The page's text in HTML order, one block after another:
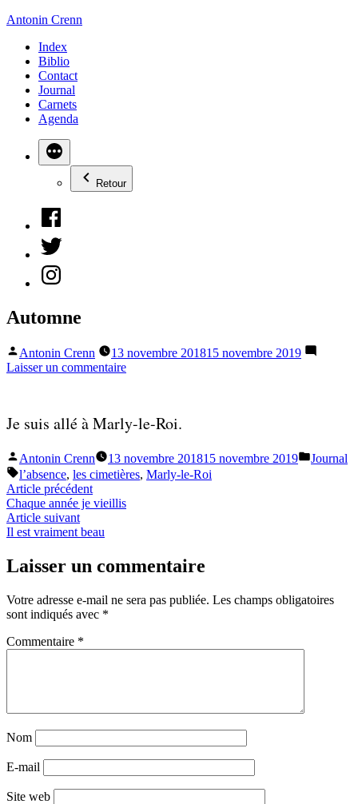
Aller
contenu
Antonin Crenn
Index
Biblio
Contact
Journal
Carnets
Agenda
Retour
Facebook
Twitter
Instagram
Automne
Publié
par
Antonin Crenn 13 novembre 201815 novembre 2019
Laisser un commentairesur
Je suis allé à Marly-le-Roi.
Publié
par
Antonin Crenn 13 novembre 201815 novembre 2019
Publié
Journal
Étiquettes :
l’absence, les cimetières, Marly-le-Roi
Navigation
de
l’article
Article précédentArticle
précédent :
Chaque année je vieillis
Article suivantArticle
suivant :
Il est vraiment beau
Laisser un commentaire
Votre adresse e-mail ne sera pas publiée. Les champs obligatoires
sont indiqués avec *
Commentaire *
Nom
E-mail
Site web